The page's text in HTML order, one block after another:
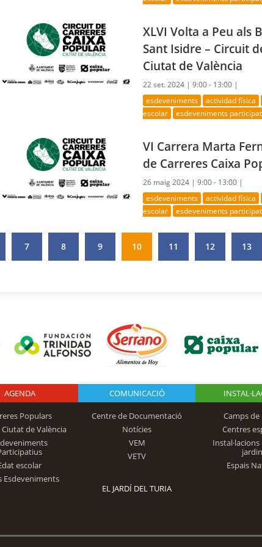
XLVI Volta a Peu als
Sant Isidre – Circuit
Ciutat de València
22 set. 2024 |9:00 - 13:00 |
esdeveniments actividad física
escolar
esdeveniments
VI Carrera Marta
de Carreres Caixa
26 maig 2024 |9:00 - 13:00 |
esdeveniments actividad física
escolar
esdeveniments
7 8 9 10 11 12 13
Logo Fundación
Trinidad Alfonso
AGENDA
Populars
de València
escolar
Esdeveniments
COMUNICACIÓ
Centre de Documentació
Notícies
VEM
VETV
Camps
Centres
Espais
EL JARDÍ DEL TURIA